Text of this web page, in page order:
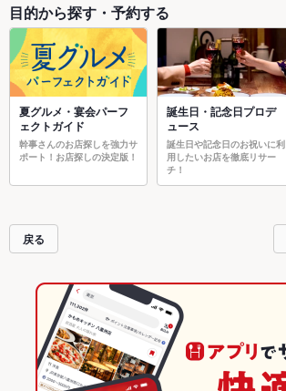
目的から探す・予約する
夏グルメ・宴会パーフ
ェクトガイド
幹事さんのお店探しを強力サ
ポート！お店探しの決定版！
誕生日・記念日プロデ
ュース
誕生日や記念日のお祝いに利
用したいお店を徹底リサー
チ！
戻る